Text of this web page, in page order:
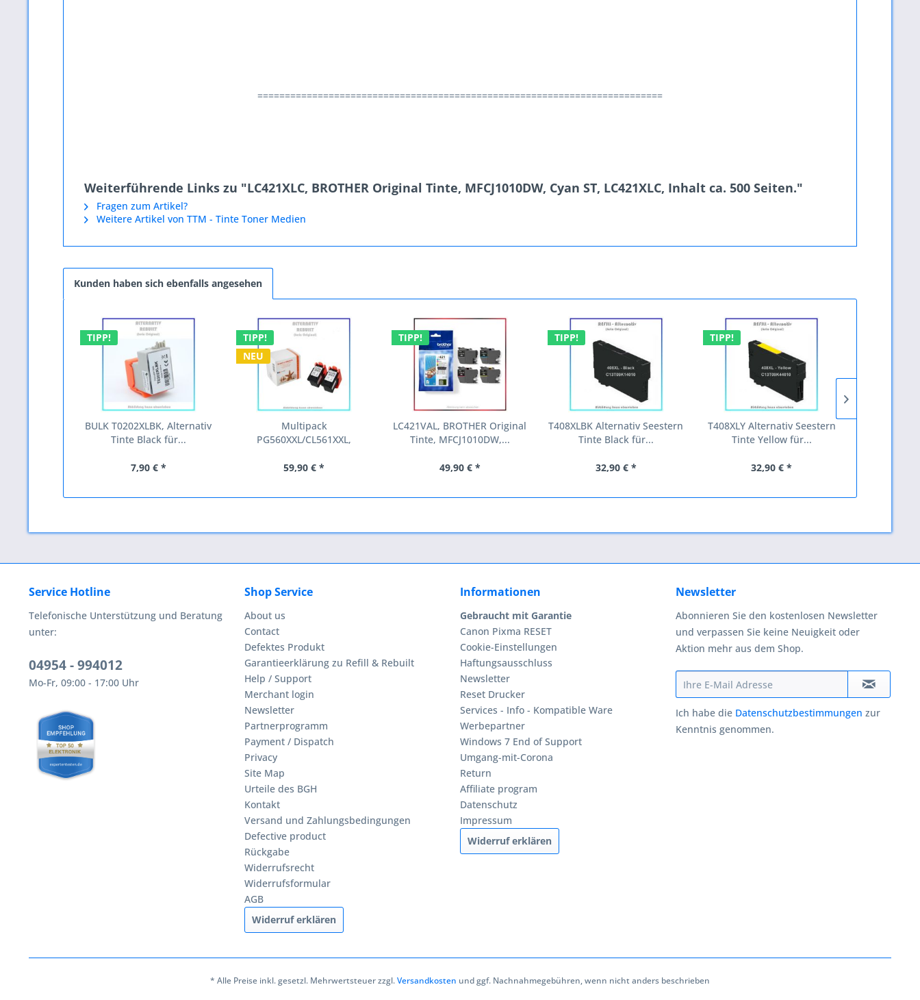
==========================================================================
Weiterführende Links zu "LC421XLC, BROTHER Original Tinte, MFCJ1010DW, Cyan ST, LC421XLC, Inhalt ca. 500 Seiten."
Fragen zum Artikel?
Weitere Artikel von TTM - Tinte Toner Medien
Kunden haben sich ebenfalls angesehen
TIPP!
BULK T0202XLBK, Alternativ
Tinte Black für...
7,90 € *
TIPP!
NEU
Multipack
PG560XXL/CL561XXL,
59,90 € *
TIPP!
LC421VAL, BROTHER Original
Tinte, MFCJ1010DW,...
49,90 € *
TIPP!
T408XLBK Alternativ Seestern
Tinte Black für...
32,90 € *
TIPP!
T408XLY Alternativ Seestern
Tinte Yellow für...
32,90 € *
Service Hotline
Telefonische Unterstützung und Beratung
unter:
04954 - 994012
Mo-Fr, 09:00 - 17:00 Uhr
Shop Service
About us
Contact
Defektes Produkt
Garantieerklärung zu Refill & Rebuilt
Help / Support
Merchant login
Newsletter
Partnerprogramm
Payment / Dispatch
Privacy
Site Map
Urteile des BGH
Kontakt
Versand und Zahlungsbedingungen
Defective product
Rückgabe
Widerrufsrecht
Widerrufsformular
AGB
Widerruf erklären
Informationen
Gebraucht mit Garantie
Canon Pixma RESET
Cookie-Einstellungen
Haftungsausschluss
Newsletter
Reset Drucker
Services - Info - Kompatible Ware
Werbepartner
Windows 7 End of Support
Umgang-mit-Corona
Return
Affiliate program
Datenschutz
Impressum
Widerruf erklären
Newsletter
Abonnieren Sie den kostenlosen Newsletter
und verpassen Sie keine Neuigkeit oder
Aktion mehr aus dem Shop.
Ich habe die Datenschutzbestimmungen zur
Kenntnis genommen.
* Alle Preise inkl. gesetzl. Mehrwertsteuer zzgl.Versandkosten und ggf. Nachnahmegebühren, wenn nicht anders beschrieben